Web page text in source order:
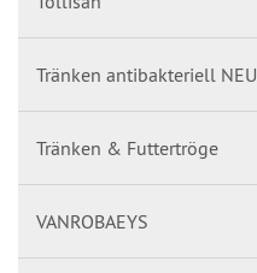
Tränken antibakteriell NEU
Tränken & Futtertröge
VANROBAEYS